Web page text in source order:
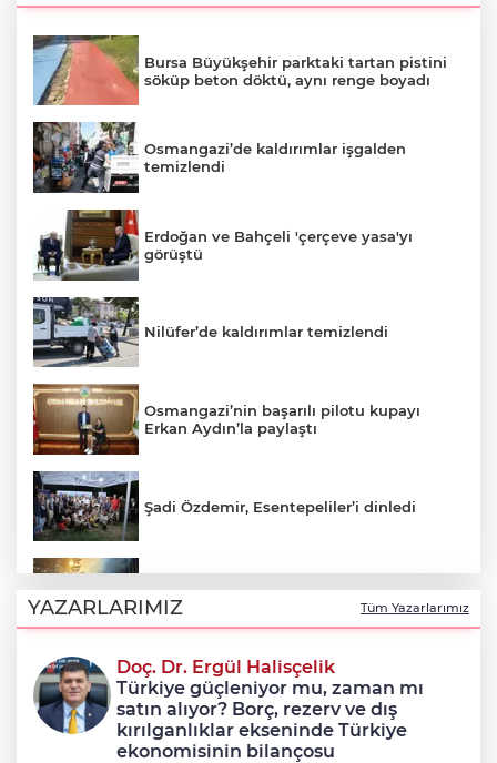
Bursa Büyükşehir parktaki tartan pistini
söküp beton döktü, aynı renge boyadı
Osmangazi’de kaldırımlar işgalden
temizlendi
Erdoğan ve Bahçeli 'çerçeve yasa'yı
görüştü
Nilüfer’de kaldırımlar temizlendi
Osmangazi’nin başarılı pilotu kupayı
Erkan Aydın’la paylaştı
Şadi Özdemir, Esentepeliler’i dinledi
söndürüldü
Avcılar Belediye Başkanı Utku Caner
Çaykara tahliye edildi
YAZARLARIMIZ Tüm Yazarlarımız
Doç. Dr. Ergül Halisçelik
Türkiye güçleniyor mu, zaman mı
satın alıyor? Borç, rezerv ve dış
kırılganlıklar ekseninde Türkiye
ekonomisinin bilançosu